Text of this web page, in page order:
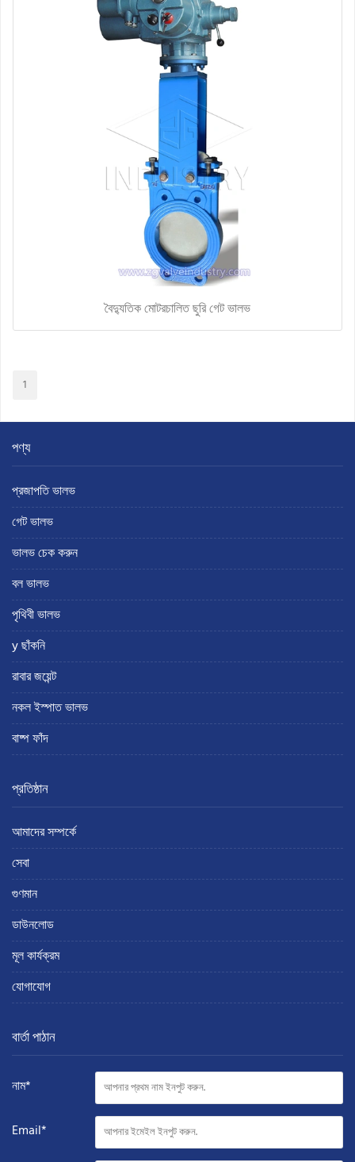
বৈদ্যুতিক মোটরচালিত ছুরি গেট ভালভ
1
পণ্য
প্রজাপতি ভালভ
গেট ভালভ
ভালভ চেক করুন
বল ভালভ
পৃথিবী ভালভ
y ছাঁকনি
রাবার জয়েন্ট
নকল ইস্পাত ভালভ
বাষ্প ফাঁদ
প্রতিষ্ঠান
আমাদের সম্পর্কে
সেবা
গুণমান
ডাউনলোড
মূল কার্যক্রম
যোগাযোগ
বার্তা পাঠান
নাম*
Email*